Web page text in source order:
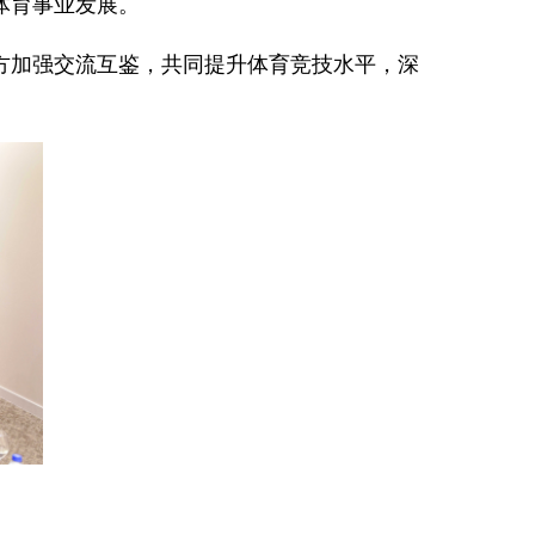
事业发展。
强交流互鉴，共同提升体育竞技水平，深